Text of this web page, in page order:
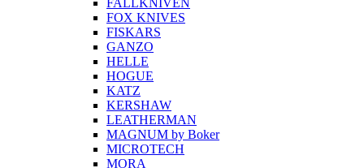
FALLKNIVEN
FOX KNIVES
FISKARS
GANZO
HELLE
HOGUE
KATZ
KERSHAW
LEATHERMAN
MAGNUM by Boker
MICROTECH
MORA